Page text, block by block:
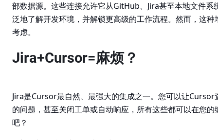
部数据源。这些连接允许它从GitHub、Jira甚至本地文件系
泛地了解开发环境，并解锁更高级的工作流程。然而，这
考虑。
Jira+Cursor=麻烦？
Jira是Cursor最自然、最强大的集成之一。您可以让
的问题，甚至关闭工单或自动响应，所有这些都可以在您
吧？